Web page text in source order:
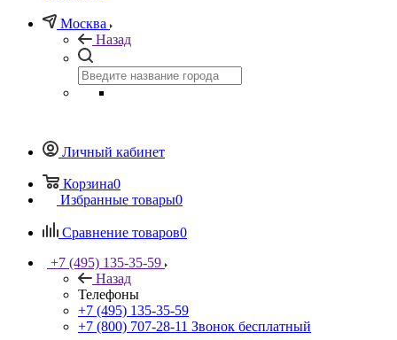
Москва
Назад
Личный кабинет
Корзина0
Избранные товары0
Сравнение товаров0
+7 (495) 135-35-59
Назад
Телефоны
+7 (495) 135-35-59
+7 (800) 707-28-11 Звонок бесплатный